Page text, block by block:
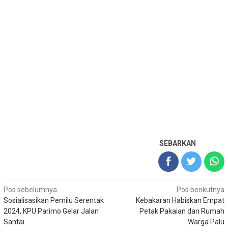
SEBARKAN
Navigasi
pos
Pos sebelumnya
Sosialisasikan Pemilu Serentak
2024, KPU Parimo Gelar Jalan
Santai
Pos berikutnya
Kebakaran Habiskan Empat
Petak Pakaian dan Rumah
Warga Palu